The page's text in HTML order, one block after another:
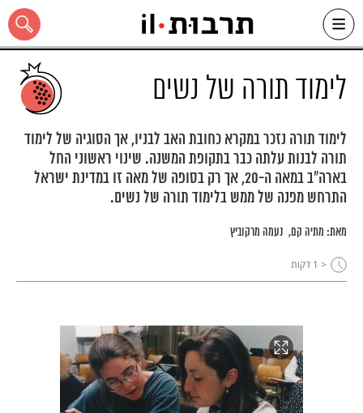
Skip
content
כל האתר
לימוד תורה של נשים
לימוד תורה נזכר במקרא כחובת האב לבניו, אך הסוגיה של לימוד
תורה לבנות עלתה כבר בתקופת המשנה. שינוי ראשוני החל
בארה"ב במאה ה-20, אך רק בסופה של מאה זו במדינת ישראל
התרחש מפנה של ממש בלימוד תורה של נשים.
מאת: מתיה קם נעמה מרקוביץ
< 1 דקות